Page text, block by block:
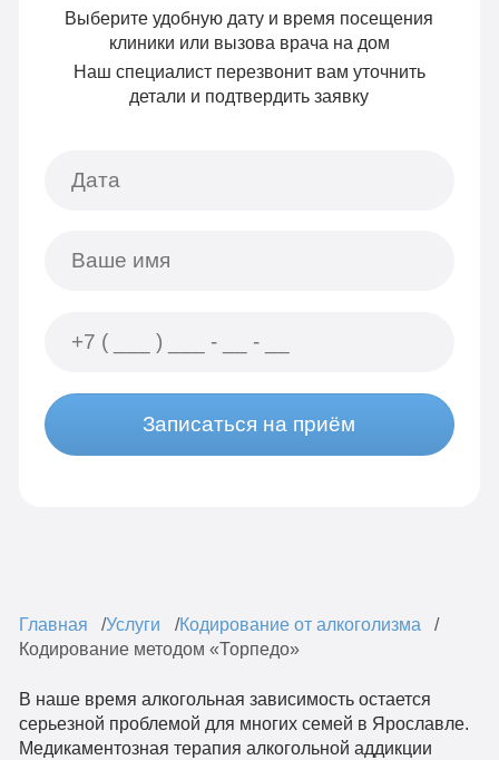
Выберите удобную дату и время посещения
клиники или вызова врача на дом
Наш специалист перезвонит вам уточнить
детали и подтвердить заявку
Записаться на приём
Главная Услуги
Кодирование от алкоголизма
Кодирование методом «Торпедо»
В наше время алкогольная зависимость остается
серьезной проблемой для многих семей в Ярославле.
Медикаментозная терапия алкогольной аддикции